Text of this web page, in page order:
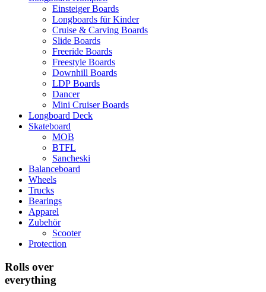
Einsteiger Boards
Longboards für Kinder
Cruise & Carving Boards
Slide Boards
Freeride Boards
Freestyle Boards
Downhill Boards
LDP Boards
Dancer
Mini Cruiser Boards
Longboard Deck
Skateboard
MOB
BTFL
Sancheski
Balanceboard
Wheels
Trucks
Bearings
Apparel
Zubehör
Scooter
Protection
Rolls over
everything